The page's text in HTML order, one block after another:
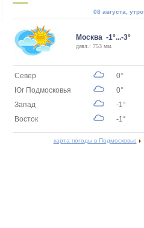
08 августа, утро
Москва -1°...-3°
давл.: 753 мм.
Север
0°
Юг Подмосковья
0°
Запад
-1°
Восток
-1°
карта погоды в Подмосковье